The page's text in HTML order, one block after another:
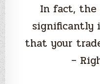
In fact, the
significantly
that your
–